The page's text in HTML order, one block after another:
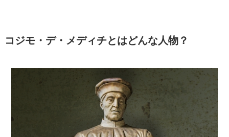
コジモ・デ・メディチとはどんな人物？